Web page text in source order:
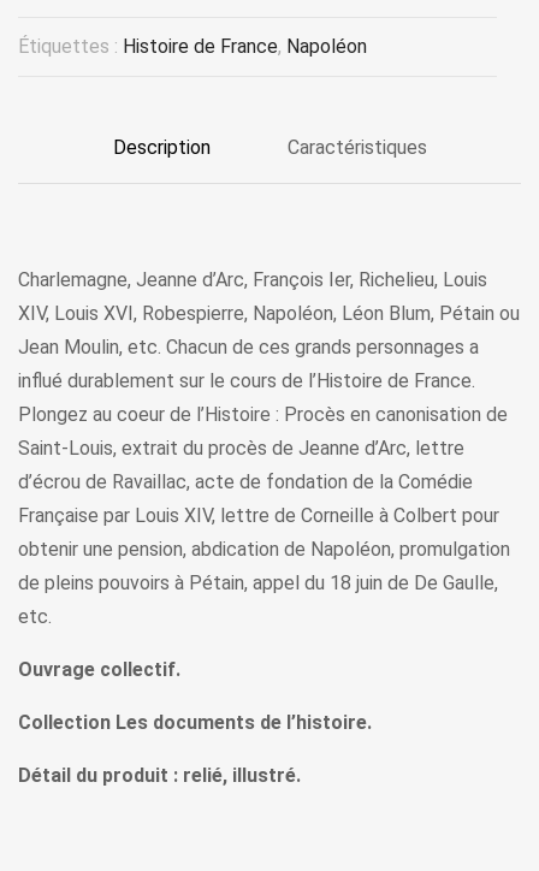
Étiquettes : Histoire de France, Napoléon
Description Caractéristiques
Charlemagne, Jeanne d’Arc, François Ier, Richelieu, Louis
XIV, Louis XVI, Robespierre, Napoléon, Léon Blum, Pétain ou
Jean Moulin, etc. Chacun de ces grands personnages a
influé durablement sur le cours de l’Histoire de France.
Plongez au coeur de l’Histoire : Procès en canonisation de
Saint-Louis, extrait du procès de Jeanne d’Arc, lettre
d’écrou de Ravaillac, acte de fondation de la Comédie
Française par Louis XIV, lettre de Corneille à Colbert pour
obtenir une pension, abdication de Napoléon, promulgation
de pleins pouvoirs à Pétain, appel du 18 juin de De Gaulle,
etc.
Ouvrage collectif.
Collection Les documents de l’histoire.
Détail du produit : relié, illustré.